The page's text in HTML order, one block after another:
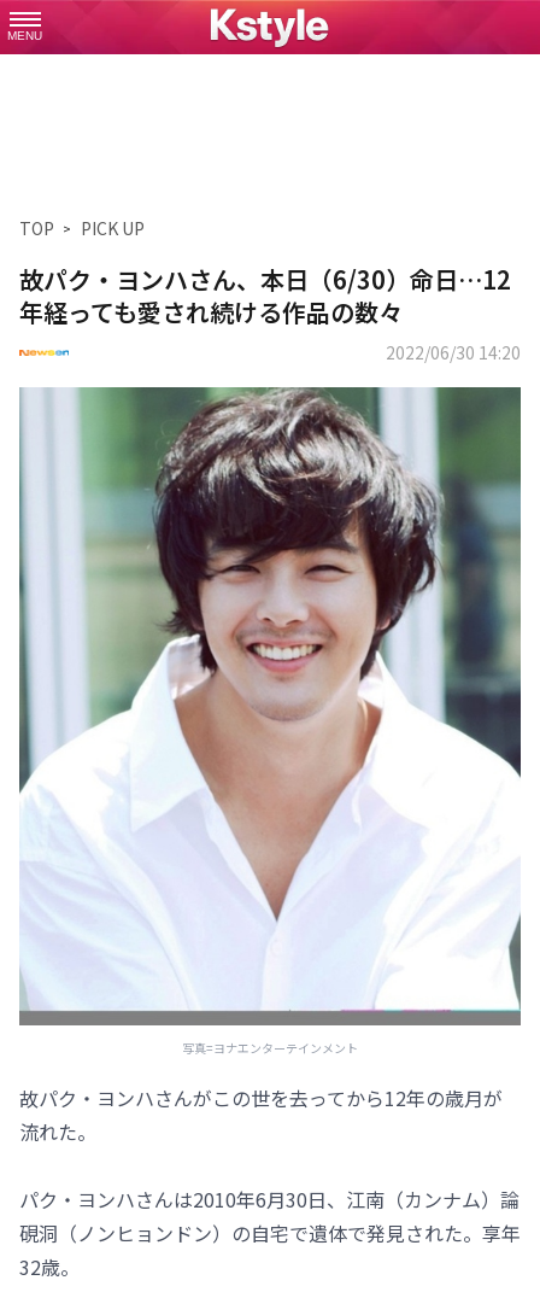
MENU
TOP PICK UP
故パク・ヨンハさん、本日（6/30）命日…12
年経っても愛され続ける作品の数々
2022/06/30 14:20
写真=ヨナエンターテインメント
故パク・ヨンハさんがこの世を去ってから12年の歳月が
流れた。
パク・ヨンハさんは2010年6月30日、江南（カンナム）論
硯洞（ノンヒョンドン）の自宅で遺体で発見された。享年
32歳。